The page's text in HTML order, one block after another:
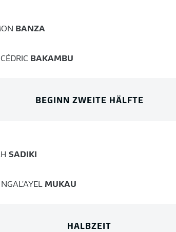
BANZA
CÉDRIC BAKAMBU
BEGINN ZWEITE HÄLFTE
SADIKI
NGAL'AYEL MUKAU
HALBZEIT